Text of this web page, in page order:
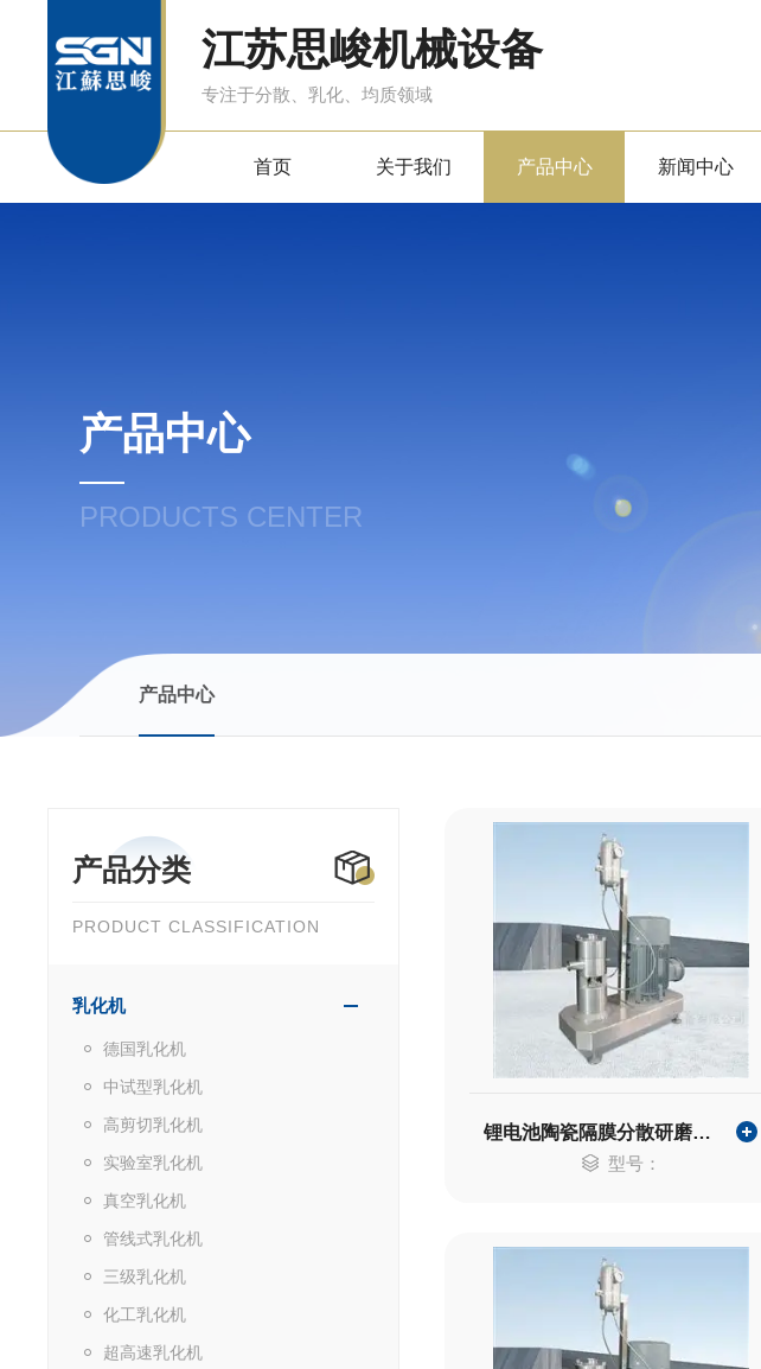
江苏思峻机械设备
专注于分散、乳化、均质领域
首页 关于我们 产品中心 新闻中心
产品中心
PRODUCTS CENTER
产品中心
产品分类
PRODUCT CLASSIFICATION
乳化机
德国乳化机
中试型乳化机
高剪切乳化机
实验室乳化机
真空乳化机
管线式乳化机
三级乳化机
化工乳化机
超高速乳化机
锂电池陶瓷隔膜分散研磨设备
型号：